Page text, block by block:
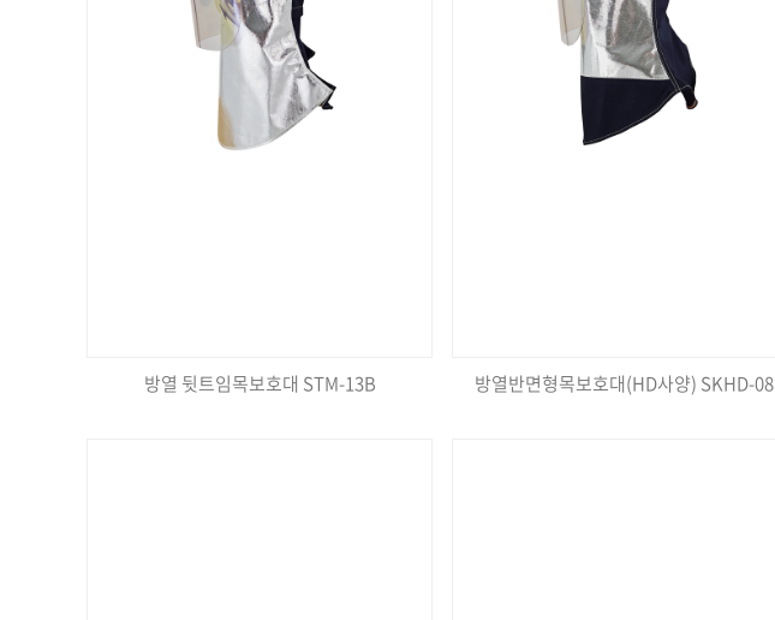
방열 뒷트임목보호대 STM-13B 방열반면형목보호대(HD사양) SKHD-08